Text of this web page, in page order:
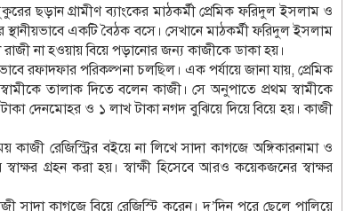
ছড়ান গ্রামীণ ব্যাংকের মাঠকর্মী প্রেমিক ফরিদুল ইসলাম ও
একটি বৈঠক বসে। সেখানে মাঠকর্মী ফরিদুল ইসলাম
রাজী না হওয়ায় বিয়ে পড়ানোর জন্য কাজীকে ডাকা হয়।
রফাদফার পরিকল্পনা চলছিল। এক পর্যায়ে জানা যায়, প্রেমিক
তালাক দিতে বলেন কাজী। সে অনুপাতে প্রথম স্বামীকে
দেনমোহর ও ১ লাখ টাকা নগদ বুঝিয়ে দিয়ে বিয়ে হয়। কাজী
রেজিস্ট্রির বইয়ে না লিখে সাদা কাগজে অঙ্গিকারনামা ও
গ্রহন করা হয়। স্বাক্ষী হিসেবে আরও কয়েকজনের স্বাক্ষর
কাগজে বিয়ে রেজিস্টি করেন। দু’দিন পরে ছেলে পালিয়ে